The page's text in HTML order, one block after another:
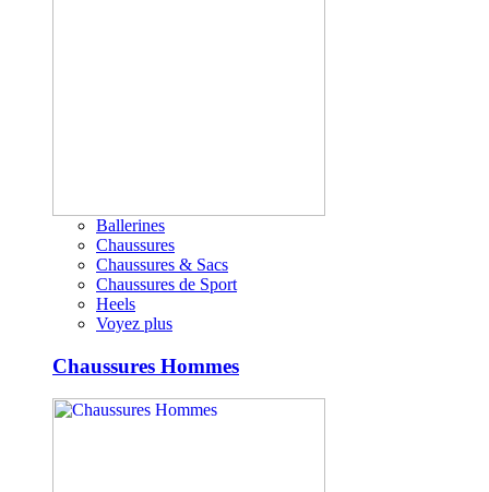
Ballerines
Chaussures
Chaussures & Sacs
Chaussures de Sport
Heels
Voyez plus
Chaussures Hommes